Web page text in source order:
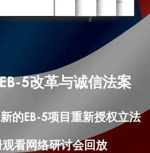
5改革与诚信法案
的EB-5项目重新授权立法
看网络研讨会回放